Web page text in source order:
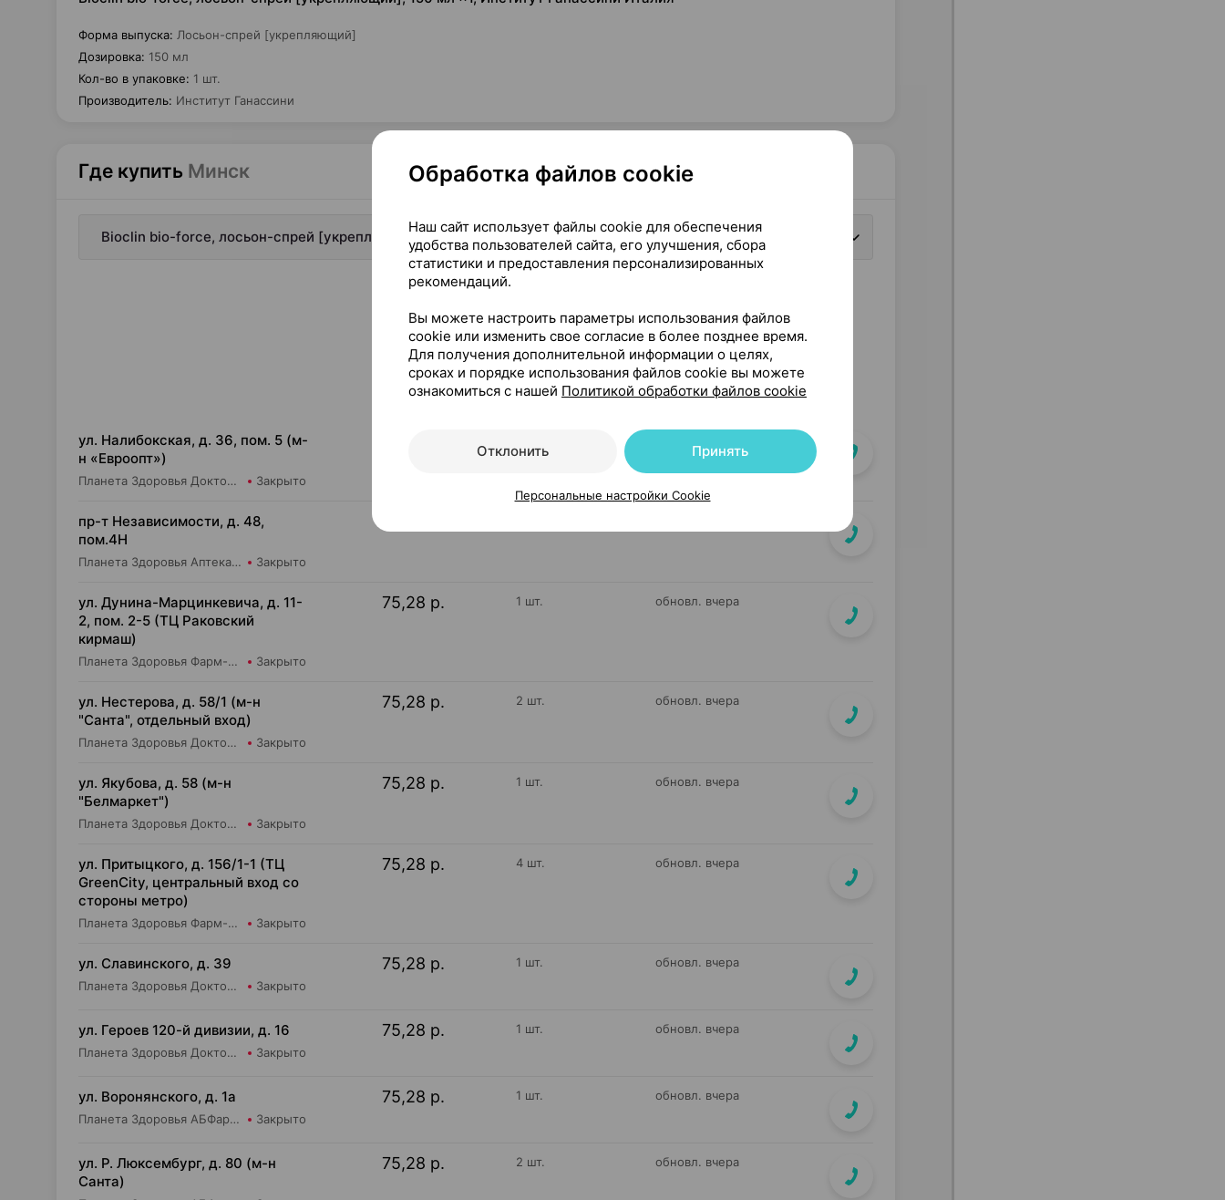
Форма выпуска: Лосьон-спрей [укрепляющий]
Дозировка: 150 мл
Кол-во в упаковке: 1 шт.
Производитель: Институт Ганассини
Где купить Минск
Bioclin bio-force, лосьон-спрей [укрепляющий], 150 мл ×1, Институт Ганассини Италия
На карте
15
ул. Налибокская, д. 36, пом. 5 (м-
н «Евроопт»)
Планета Здоровья Доктор Время ООО Аптека №51 Закрыто
пр-т Независимости, д. 48,
пом.4Н
Планета Здоровья Аптека №28 ООО Аптека №1 Закрыто
ул. Дунина-Марцинкевича, д. 11-
2, пом. 2-5 (ТЦ Раковский
кирмаш)
Планета Здоровья Фарм-Продукт ОДО Аптека №24 Закрыто
75,28 р. 1 шт. обновл. вчера
ул. Нестерова, д. 58/1 (м-н
"Санта", отдельный вход)
Планета Здоровья Доктор Таир ООО Аптека №18 Закрыто
75,28 р. 2 шт. обновл. вчера
ул. Якубова, д. 58 (м-н
"Белмаркет")
Планета Здоровья Доктор Таир ООО Аптека №15 Закрыто
75,28 р. 1 шт. обновл. вчера
ул. Притыцкого, д. 156/1-1 (ТЦ
GreenCity, центральный вход со
стороны метро)
Планета Здоровья Фарм-Продукт ОДО Аптека №23 Закрыто
75,28 р. 4 шт. обновл. вчера
ул. Славинского, д. 39
Планета Здоровья Доктор Время ООО Аптека №1 Закрыто
75,28 р. 1 шт. обновл. вчера
ул. Героев 120-й дивизии, д. 16
Планета Здоровья Доктор Таир ООО Аптека №2 Закрыто
75,28 р. 1 шт. обновл. вчера
ул. Воронянского, д. 1а
Планета Здоровья АБФармация ИООО Аптека №15 Закрыто
75,28 р. 1 шт. обновл. вчера
ул. Р. Люксембург, д. 80 (м-н
Санта)
75,28 р. 2 шт. обновл. вчера
Обработка файлов cookie
Наш сайт использует файлы cookie для обеспечения
удобства пользователей сайта, его улучшения, сбора
статистики и предоставления персонализированных
рекомендаций.
Вы можете настроить параметры использования файлов
cookie или изменить свое согласие в более позднее время.
Для получения дополнительной информации о целях,
сроках и порядке использования файлов cookie вы можете
ознакомиться с нашей Политикой обработки файлов cookie
Отклонить Принять
Персональные настройки Cookie